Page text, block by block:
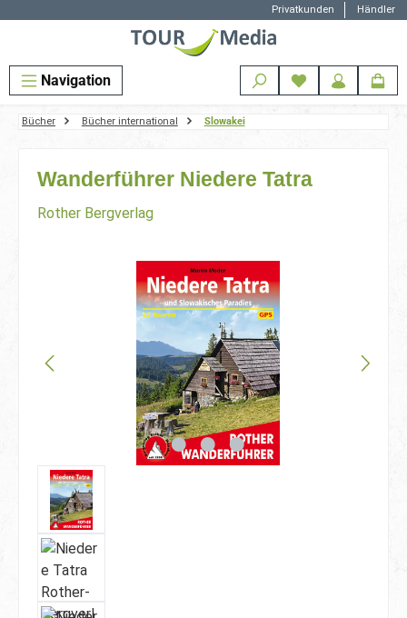
Zum Hauptinhalt springen Privatkunden Händler
Navigation
Bücher Bücher international Slowakei
Wanderführer Niedere Tatra
Rother Bergverlag
Bildergalerie überspringen